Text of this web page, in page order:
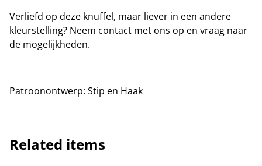
Verliefd op deze knuffel, maar liever in een andere
kleurstelling? Neem contact met ons op en vraag naar
de mogelijkheden.
Patroonontwerp: Stip en Haak
Related items